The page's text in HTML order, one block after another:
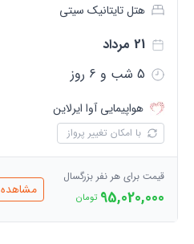
هتلتایتانیک سیتی
21 مرداد
5 شب و 6 روز
هواپیماییآوا ایرلاین
با امکان تغییر پرواز
قیمت برای هر نفر بزرگسال
95,020,000 تومان مشاهده